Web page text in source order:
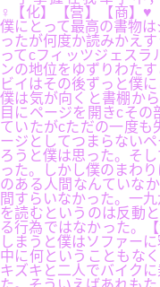
♀【化】【营】【商】
僕にとって最高の書物
ったが何度か読みかえ
ってcフィッツジェスラ
ンの地位をゆずりわた
ビイはその後ずっと僕
僕は気が向くと書棚か
目にページを開きcその
ていたがcただの一度も
ージとしてつまらない
ろうと僕は思った。そ
った。しかし僕のまわ
のある人間なんていな
間すらいなかった。一
を読むというのは反動
る行為ではなかった。
しまうと僕はソファー
中に何ということもな
キズキと二人でバイク